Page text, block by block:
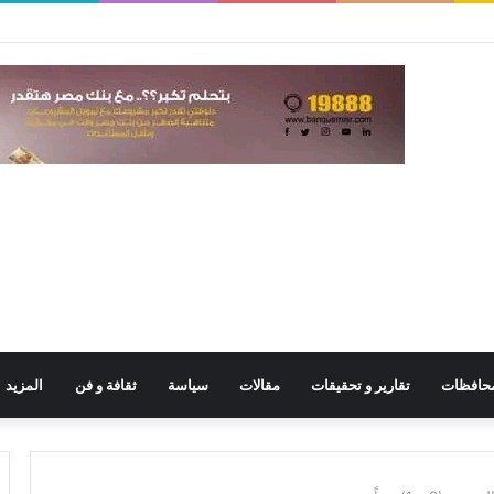
تقارير و تحقيقات مقالات سياسة ثقافة و فن المزيد